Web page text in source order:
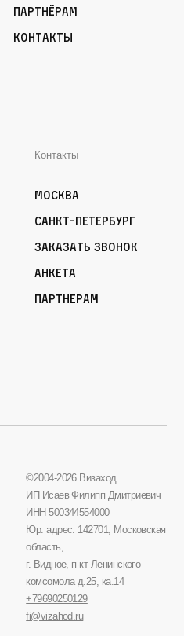
Партнёрам
Контакты
Контакты
Москва
Санкт-Петербург
Заказать звонок
Анкета
Партнерам
©2004-2026 Визаход
ИП Исаев Филипп Дмитриевич
ИНН 500344554000
Юр. адрес: 142701, Московская
область,
г. Видное, п-кт Ленинского
комсомола д.25, ка.14
+79690250129
fi@vizahod.ru